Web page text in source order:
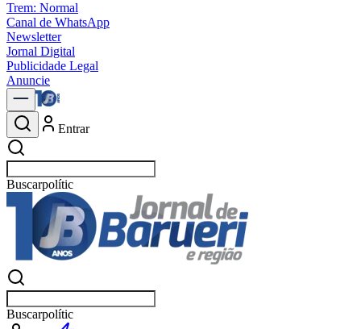
Trem: Normal
Canal de WhatsApp
Newsletter
Jornal Digital
Publicidade Legal
Anuncie
Entrar
Buscarnotícia
Buscarnotícia